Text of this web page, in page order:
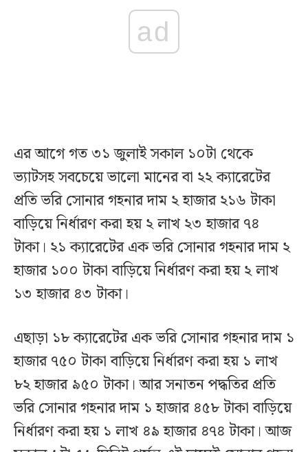
ad
এর আগে গত ৩১ জুলাই সকাল ১০টা থেকে
ভ্যাটসহ সবচেয়ে ভালো মানের বা ২২ ক্যারেটের
প্রতি ভরি সোনার গহনার দাম ২ হাজার ২১৬ টাকা
বাড়িয়ে নির্ধারণ করা হয় ২ লাখ ২৩ হাজার ৭৪
টাকা। ২১ ক্যারেটের এক ভরি সোনার গহনার দাম ২
হাজার ১০০ টাকা বাড়িয়ে নির্ধারণ করা হয় ২ লাখ
১৩ হাজার ৪৩ টাকা।
এছাড়া ১৮ ক্যারেটের এক ভরি সোনার গহনার দাম ১
হাজার ৭৫০ টাকা বাড়িয়ে নির্ধারণ করা হয় ১ লাখ
৮২ হাজার ৯৫০ টাকা। আর সনাতন পদ্ধতির প্রতি
ভরি সোনার গহনার দাম ১ হাজার ৪৫৮ টাকা বাড়িয়ে
নির্ধারণ করা হয় ১ লাখ ৪৯ হাজার ৪৭৪ টাকা। আজ